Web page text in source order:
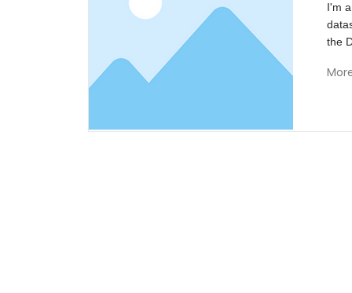
I'm
the